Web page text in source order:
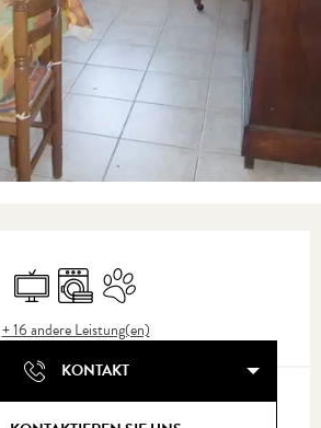
FernsehenWaschmaschine
Tiere erlaubt
+ 16 andere Leistung(en)
KONTAKT